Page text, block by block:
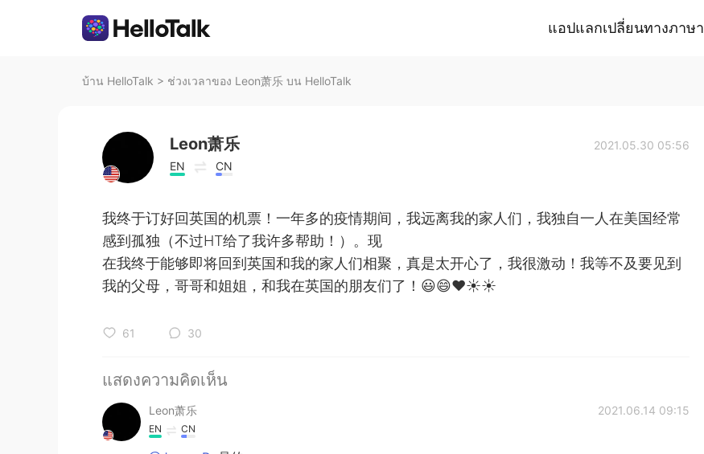
แอปแลกเปลี่ยนทางภาษา
บ้าน HelloTalk > ช่วงเวลาของ Leon萧乐 บน HelloTalk
Leon萧乐
EN CN
2021.05.30 05:56
我终于订好回英国的机票！一年多的疫情期间，我远离我的家人们，我独自一人在美国经常
感到孤独（不过HT给了我许多帮助！）。现
在我终于能够即将回到英国和我的家人们相聚，真是太开心了，我很激动！我等不及要见到
我的父母，哥哥和姐姐，和我在英国的朋友们了！😃😄❤☀☀
61 30
แสดงความคิดเห็น
Leon萧乐 2021.06.14 09:15
EN CN